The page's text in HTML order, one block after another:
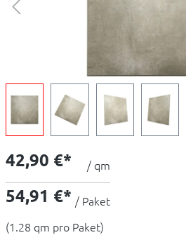
42,90 €* / qm
54,91 €* / Paket
(1.28 qm pro Paket)